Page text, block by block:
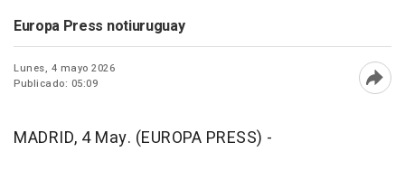
Europa Press notiuruguay
Lunes, 4 mayo 2026
Publicado: 05:09
MADRID, 4 May. (EUROPA PRESS) -